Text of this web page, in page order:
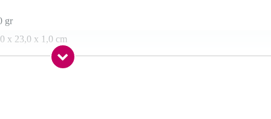
gr
x 23,0 x 1,0 cm